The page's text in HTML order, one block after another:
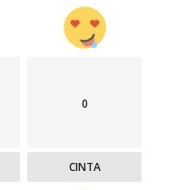
0
CINTA